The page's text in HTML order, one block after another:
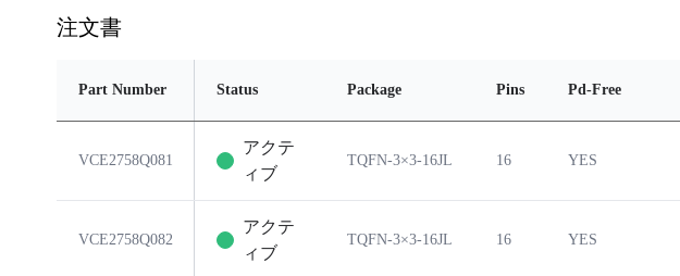
注文書
Part Number Status Package Pins Pd-Free
VCE2758Q081
アクテ
ィブ
TQFN-3×3-16JL 16 YES
VCE2758Q082
アクテ
ィブ
TQFN-3×3-16JL 16 YES